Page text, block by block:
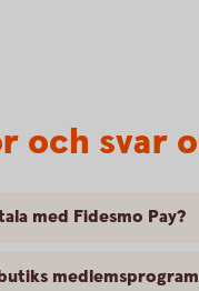
och svar
med Fidesmo Pay?